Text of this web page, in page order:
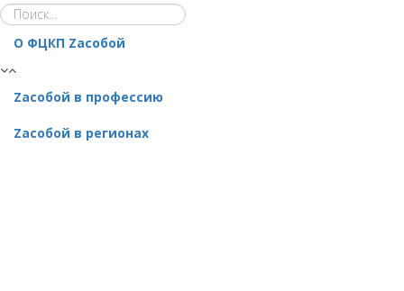
О ФЦКП Zасобой
Zacобой в профессию
Zaсобой в регионах